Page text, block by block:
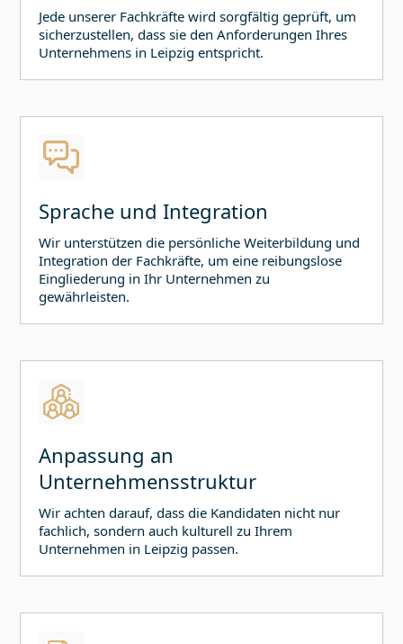
Jede unserer Fachkräfte wird sorgfältig geprüft, um
sicherzustellen, dass sie den Anforderungen Ihres
Unternehmens in Leipzig entspricht.
Sprache und Integration
Wir unterstützen die persönliche Weiterbildung und
Integration der Fachkräfte, um eine reibungslose
Eingliederung in Ihr Unternehmen zu
gewährleisten.
Anpassung an
Unternehmensstruktur
Wir achten darauf, dass die Kandidaten nicht nur
fachlich, sondern auch kulturell zu Ihrem
Unternehmen in Leipzig passen.